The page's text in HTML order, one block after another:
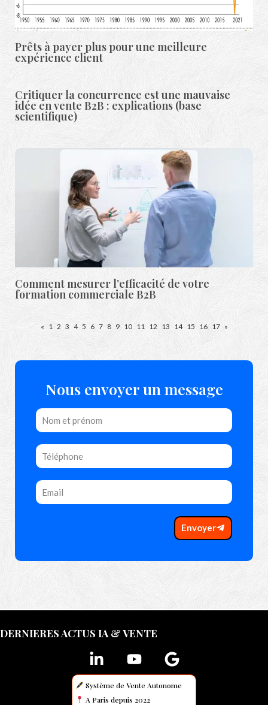
Prêts à payer plus pour une meilleure
expérience client
Critiquer la concurrence est une mauvaise
idée en vente B2B : explications (base
scientifique)
Comment mesurer l’efficacité de votre
formation commerciale B2B
« 1 2 3 4 5 6 7 8 9 10 11 12 13 14 15 16 17 »
Nous envoyer un message
Envoyer
DERNIERES ACTUS IA & VENTE
Système de Vente Autonome
A Paris depuis 2022